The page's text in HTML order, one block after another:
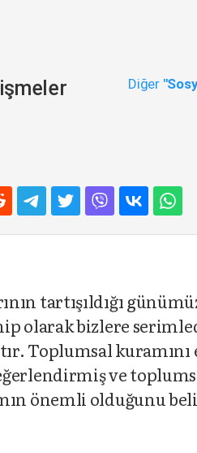
Diğer
tartışıldığı
olarak bizlere
Toplumsal
ve
önemli olduğunu